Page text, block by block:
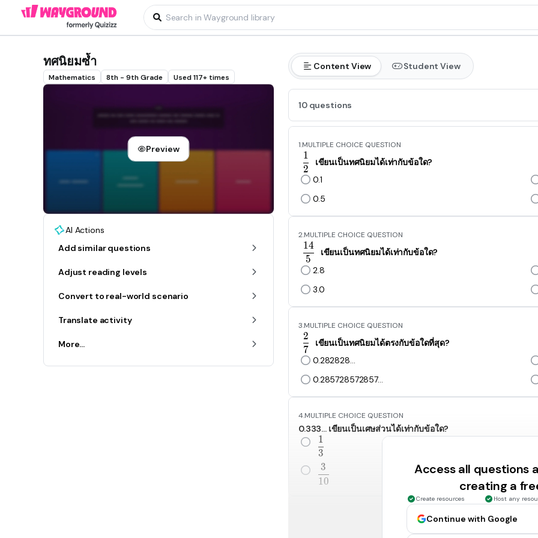
ทศนิยมซ้ำ
Mathematics 8th - 9th Grade Used 117+ times
Preview
AI Actions
Add similar questions
Adjust reading levels
Convert to real-world scenario
Translate activity
More...
Content View Student View
10 questions
1.MULTIPLE CHOICE QUESTION
\frac{1}{2}
2
1
เขียนเป็นทศนิยมได้เท่ากับข้อใด?
0.1
0.5
2.MULTIPLE CHOICE QUESTION
\frac{14}{5}
5
14
เขียนเป็นทศนิยมได้เท่ากับข้อใด?
2.8
3.0
3.MULTIPLE CHOICE QUESTION
\frac{2}{7}
7
2
เขียนเป็นทศนิยมได้ตรงกับข้อใดที่สุด?
0.282828...
0.285728572857...
4.MULTIPLE CHOICE QUESTION
0.333... เขียนเป็นเศษส่วนได้เท่ากับข้อใด?
\frac{1}{3}
3
1
\frac{3}{10}
10
3
0.0555... เขียนเป็นเศษส่วนได้เท่ากับข้อใด?
Access all questions
creating a
Create resources Host any
Continue with Google